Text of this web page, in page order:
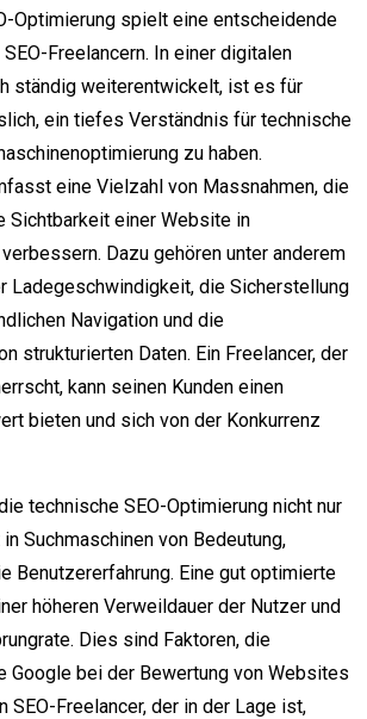
Optimierung spielt eine entscheidende
Freelancern. In einer digitalen
ständig weiterentwickelt, ist es für
ein tiefes Verständnis für technische
zu haben.
eine Vielzahl von Massnahmen, die
Sichtbarkeit einer Website in
Dazu gehören unter anderem
Ladegeschwindigkeit, die Sicherstellung
Navigation und die
strukturierten Daten. Ein Freelancer, der
kann seinen Kunden einen
bieten und sich von der Konkurrenz
technische SEO-Optimierung nicht nur
Suchmaschinen von Bedeutung,
Benutzererfahrung. Eine gut optimierte
höheren Verweildauer der Nutzer und
Dies sind Faktoren, die
Google bei der Bewertung von Websites
SEO-Freelancer, der in der Lage ist,